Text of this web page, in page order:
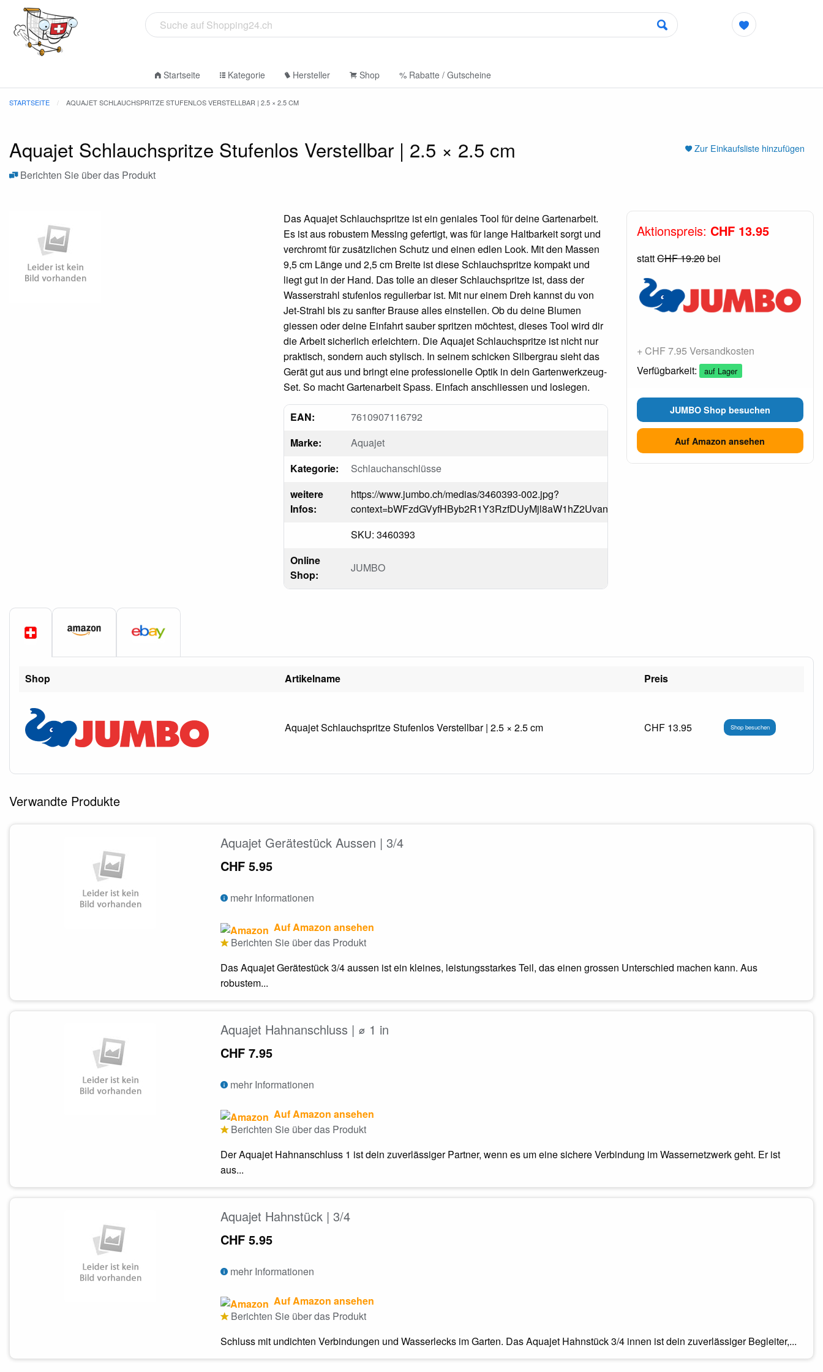
Startseite Kategorie Hersteller Shop % Rabatte / Gutscheine
STARTSEITE AQUAJET SCHLAUCHSPRITZE STUFENLOS VERSTELLBAR | 2.5 × 2.5 CM
Zur Einkaufsliste hinzufügen
Aquajet Schlauchspritze Stufenlos Verstellbar | 2.5 × 2.5 cm
Berichten Sie über das Produkt
Das Aquajet Schlauchspritze ist ein geniales Tool für deine Gartenarbeit.
Es ist aus robustem Messing gefertigt, was für lange Haltbarkeit sorgt und
verchromt für zusätzlichen Schutz und einen edlen Look. Mit den Massen
9,5 cm Länge und 2,5 cm Breite ist diese Schlauchspritze kompakt und
liegt gut in der Hand. Das tolle an dieser Schlauchspritze ist, dass der
Wasserstrahl stufenlos regulierbar ist. Mit nur einem Dreh kannst du von
Jet-Strahl bis zu sanfter Brause alles einstellen. Ob du deine Blumen
giessen oder deine Einfahrt sauber spritzen möchtest, dieses Tool wird dir
die Arbeit sicherlich erleichtern. Die Aquajet Schlauchspritze ist nicht nur
praktisch, sondern auch stylisch. In seinem schicken Silbergrau sieht das
Gerät gut aus und bringt eine professionelle Optik in dein Gartenwerkzeug-
Set. So macht Gartenarbeit Spass. Einfach anschliessen und loslegen.
EAN:
7610907116792
Marke:
Aquajet
Kategorie:
Schlauchanschlüsse
weitere
Infos:
https://www.jumbo.ch/medias/3460393-002.jpg?
SKU: 3460393
Online
Shop:
JUMBO
Aktionspreis: CHF 13.95
stattCHF 19.20bei
+ CHF 7.95 Versandkosten
Verfügbarkeit:
auf Lager
JUMBO Shop besuchen
Auf Amazon ansehen
Shop Artikelname Preis
Aquajet Schlauchspritze Stufenlos Verstellbar | 2.5 × 2.5 cm CHF 13.95 Shop besuchen
Verwandte Produkte
Aquajet Gerätestück Aussen | 3/4
CHF 5.95
mehr Informationen
Auf Amazon ansehen
Berichten Sie über das Produkt
Das Aquajet Gerätestück 3/4 aussen ist ein kleines, leistungsstarkes Teil, das einen grossen Unterschied machen kann. Aus
robustem...
Aquajet Hahnanschluss | ⌀ 1 in
CHF 7.95
mehr Informationen
Auf Amazon ansehen
Berichten Sie über das Produkt
Der Aquajet Hahnanschluss 1 ist dein zuverlässiger Partner, wenn es um eine sichere Verbindung im Wassernetzwerk geht. Er ist
aus...
Aquajet Hahnstück | 3/4
CHF 5.95
mehr Informationen
Auf Amazon ansehen
Berichten Sie über das Produkt
Schluss mit undichten Verbindungen und Wasserlecks im Garten. Das Aquajet Hahnstück 3/4 innen ist dein zuverlässiger Begleiter,...